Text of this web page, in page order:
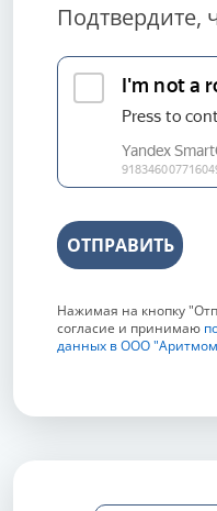
Подтвердите,
ОТПРАВИТЬ
Нажимая на кнопку
согласие и принимаю
данных в ООО